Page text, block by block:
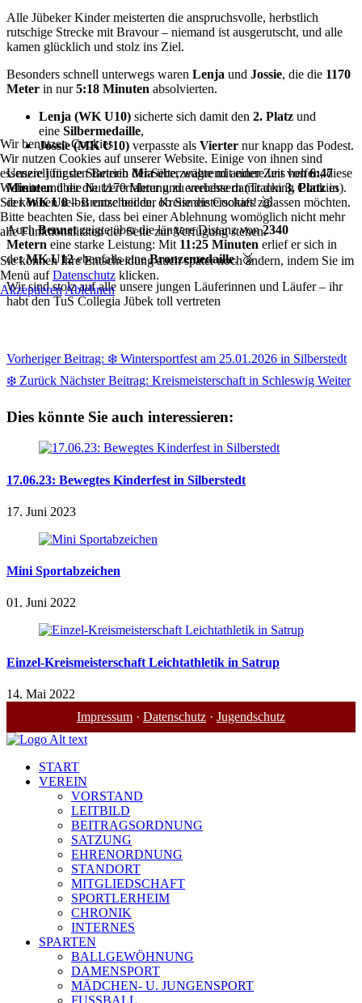
Alle Jübeker Kinder meisterten die anspruchsvolle, herbstlich
rutschige Strecke mit Bravour – niemand ist ausgerutscht, und alle
kamen glücklich und stolz ins Ziel.
Besonders schnell unterwegs waren Lenja und Jossie, die die 1170
Meter in nur5:18 Minuten absolvierten.
Lenja (WK U10) sicherte sich damit den 2. Platz und
eine Silbermedaille,
Jossie (MK U10) verpasste als Vierter nur knapp das Podest.
Unsere jüngste Starterin Miaüberzeugte mit einer Zeit von6:47
Minutenüber die 1170 Meter und erreichte damit den3. Platzin
derWK U8– Bronze bei der Kreismeisterschaft! 🥉
AuchBennetzeigte über die längere Distanz von2340
Metern eine starke Leistung: Mit 11:25 Minuten erlief er sich in
derMK U12ebenfalls eineBronzemedaille. 🥉
Wir sind stolz auf alle unsere jungen Läuferinnen und Läufer – ihr
habt den TuS Collegia Jübek toll vertreten
Vorheriger Beitrag: ❄️ Wintersportfest am 25.01.2026 in Silberstedt
❄️ Zurück Nächster Beitrag: Kreismeisterschaft in Schleswig Weiter
Dies könnte Sie auch interessieren:
17.06.23: Bewegtes Kinderfest in Silberstedt
17. Juni 2023
Mini Sportabzeichen
01. Juni 2022
Einzel-Kreismeisterschaft Leichtathletik in Satrup
14. Mai 2022
Impressum · Datenschutz · Jugendschutz
START
VEREIN
VORSTAND
LEITBILD
BEITRAGSORDNUNG
SATZUNG
EHRENORDNUNG
STANDORT
MITGLIEDSCHAFT
SPORTLERHEIM
CHRONIK
INTERNES
SPARTEN
BALLGEWÖHNUNG
DAMENSPORT
MÄDCHEN- U. JUNGENSPORT
FUSSBALL
Wir benutzen Cookies
Wir nutzen Cookies auf unserer Website. Einige von ihnen sind
essenziell für den Betrieb der Seite, während andere uns helfen, diese
Website und die Nutzererfahrung zu verbessern (Tracking Cookies).
Sie können selbst entscheiden, ob Sie die Cookies zulassen möchten.
Bitte beachten Sie, dass bei einer Ablehnung womöglich nicht mehr
alle Funktionalitäten der Seite zur Verfügung stehen.
Sie können Ihre Entscheidung auch später noch ändern, indem Sie im
Menü aufDatenschutz klicken.
AkzeptierenAblehnen